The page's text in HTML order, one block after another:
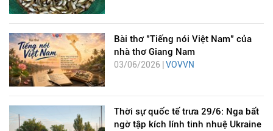
Bài thơ "Tiếng nói Việt Nam" của
nhà thơ Giang Nam
03/06/2026 | VOVVN
Thời sự quốc tế trưa 29/6: Nga bất
ngờ tập kích lính tinh nhuệ Ukraine